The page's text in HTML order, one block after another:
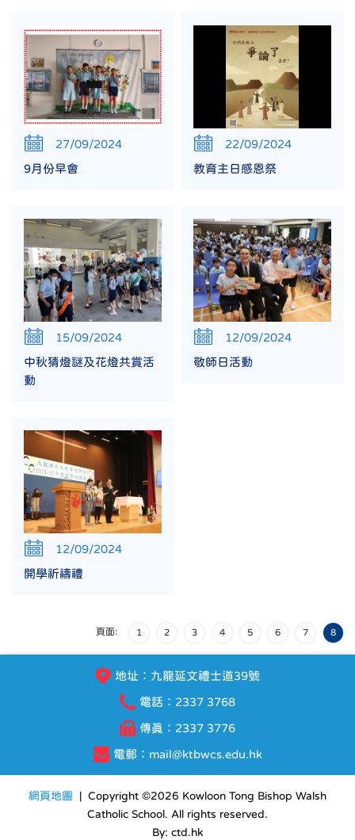
27/09/2024
9月份早會
22/09/2024
教育主日感恩祭
15/09/2024
中秋猜燈謎及花燈共賞活
動
12/09/2024
敬師日活動
12/09/2024
開學祈禱禮
頁面: 1 2 3 4 5 6 7 8
地址：九龍延文禮士道39號
電話：2337 3768
傳真：2337 3776
電郵： mail@ktbwcs.edu.hk
網頁地圖 | Copyright ©2026 Kowloon Tong Bishop Walsh
Catholic School. All rights reserved.
By: ctd.hk